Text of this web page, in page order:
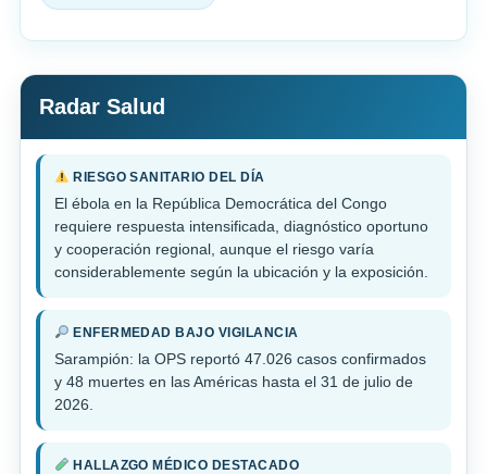
Radar Salud
RIESGO SANITARIO DEL DÍA
El ébola en la República Democrática del Congo
requiere respuesta intensificada, diagnóstico oportuno
y cooperación regional, aunque el riesgo varía
considerablemente según la ubicación y la exposición.
ENFERMEDAD BAJO VIGILANCIA
Sarampión: la OPS reportó 47.026 casos confirmados
y 48 muertes en las Américas hasta el 31 de julio de
2026.
HALLAZGO MÉDICO DESTACADO